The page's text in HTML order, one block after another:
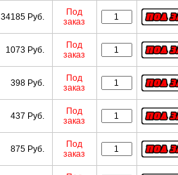
34185 Руб.
Под
заказ
1073 Руб.
Под
заказ
398 Руб.
Под
заказ
437 Руб.
Под
заказ
875 Руб.
Под
заказ